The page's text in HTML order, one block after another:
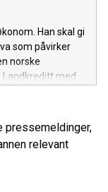
Han skal gi
som påvirker
norske
Landkreditt med
pressemeldinger,
relevant